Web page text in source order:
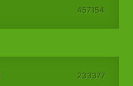
457154
233377